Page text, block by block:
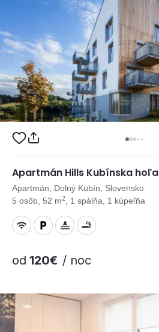
Apartmán Hills Kubínska hoľa
Apartmán, Dolný Kubín, Slovensko
5 osôb, 52 m2 , 1 spálňa, 1 kúpeľňa
od 120€ / noc